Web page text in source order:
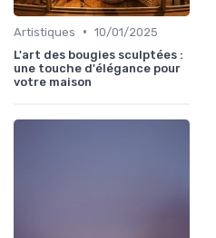
Artistiques • 10/01/2025
L'art des bougies sculptées :
une touche d'élégance pour
votre maison